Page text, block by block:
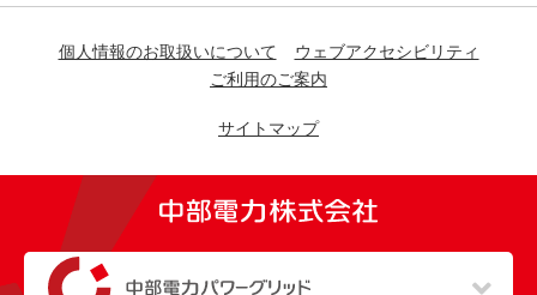
個人情報のお取扱いについて
ウェブアクセシビリティ
ご利用のご案内
サイトマップ